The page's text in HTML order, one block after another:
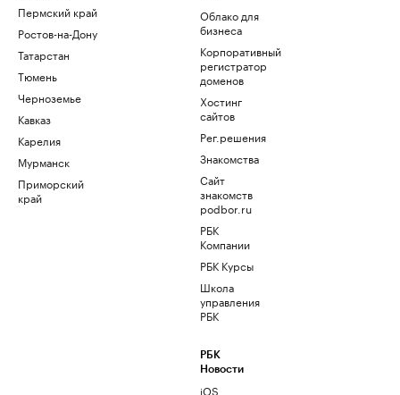
Пермский край
Ростов-на-Дону
Татарстан
Тюмень
Черноземье
Кавказ
Карелия
Мурманск
Приморский
край
Облако для
бизнеса
Корпоративный
регистратор
доменов
Хостинг
сайтов
Рег.решения
Знакомства
Сайт
знакомств
podbor.ru
РБК
Компании
РБК Курсы
Школа
управления
РБК
РБК
Новости
iOS